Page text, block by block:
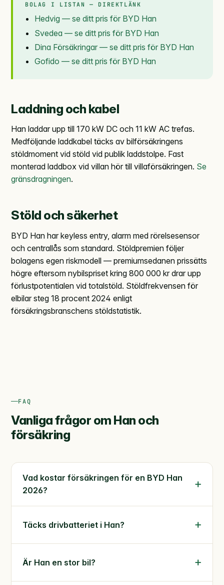
BOLAG I LISTAN — DIREKTLÄNK
Hedvig — se ditt pris för BYD Han
Svedea — se ditt pris för BYD Han
Dina Försäkringar — se ditt pris för BYD Han
Gofido — se ditt pris för BYD Han
Laddning och kabel
Han laddar upp till 170 kW DC och 11 kW AC trefas.
Medföljande laddkabel täcks av bilförsäkringens
stöldmoment vid stöld vid publik laddstolpe. Fast
monterad laddbox vid villan hör till villaförsäkringen. Se
gränsdragningen.
Stöld och säkerhet
BYD Han har keyless entry, alarm med rörelsesensor
och centrallås som standard. Stöldpremien följer
bolagens egen riskmodell — premium­sedanen prissätts
högre eftersom nybilspriset kring 800 000 kr drar upp
förlustpotentialen vid totalstöld. Stöldfrekvensen för
elbilar steg 18 procent 2024 enligt
försäkringsbranschens stöldstatistik.
FAQ
Vanliga frågor om Han och
försäkring
Vad kostar försäkringen för en BYD Han
2026?
Täcks drivbatteriet i Han?
Är Han en stor bil?